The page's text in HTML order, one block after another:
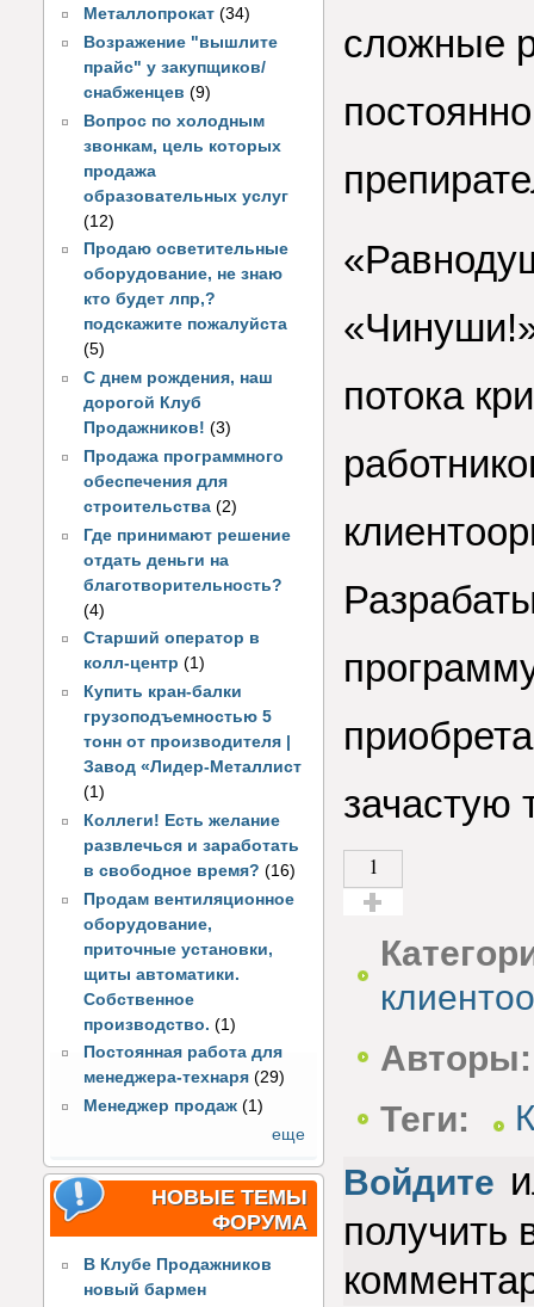
Металлопрокат (34)
Возражение "вышлите
прайс" у закупщиков/
снабженцев (9)
Вопрос по холодным
звонкам, цель которых
продажа
образовательных услуг
(12)
Продаю осветительные
оборудование, не знаю
кто будет лпр,?
подскажите пожалуйста
(5)
С днем рождения, наш
дорогой Клуб
Продажников! (3)
Продажа программного
обеспечения для
строительства (2)
Где принимают решение
отдать деньги на
благотворительность?
(4)
Старший оператор в
колл-центр (1)
Купить кран-балки
грузоподъемностью 5
тонн от производителя |
Завод «Лидер-Металлист
(1)
Коллеги! Есть желание
развлечься и заработать
в свободное время? (16)
Продам вентиляционное
оборудование,
приточные установки,
щиты автоматики.
Собственное
производство. (1)
Постоянная работа для
менеджера-технаря (29)
Менеджер продаж (1)
еще
НОВЫЕ ТЕМЫ
ФОРУМА
В Клубе Продажников
новый бармен
сложные
потока
зачастую
1
Авторы:
Теги:
Войдите
получить